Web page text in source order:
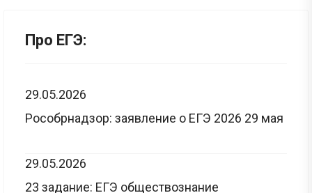
Про ЕГЭ:
29.05.2026
Рособрнадзор: заявление о ЕГЭ 2026 29 мая
29.05.2026
23 задание: ЕГЭ обществознание